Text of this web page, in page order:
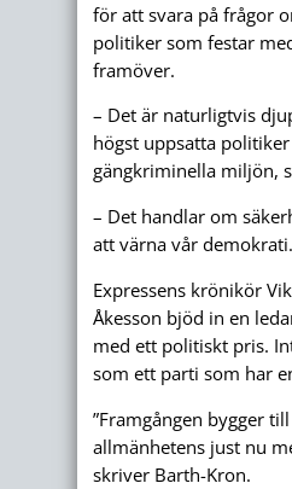
för att svara på frågor
politiker som festar
framöver.
– Det är naturligtvis
högst uppsatta
gängkriminella miljön,
– Det handlar om
att värna vår demokrati.
Expressens krönikör
Åkesson bjöd in en
med ett politiskt pris.
som ett parti som har
”Framgången bygger
allmänhetens just nu
skriver Barth-Kron.